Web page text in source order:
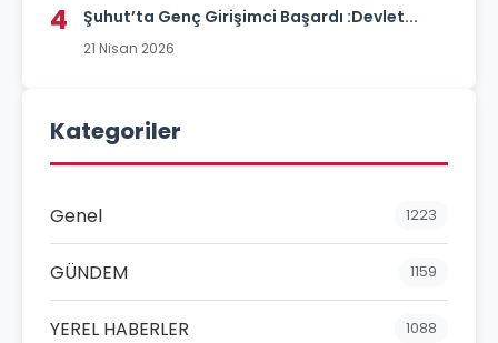
4 Şuhut’ta Genç Girişimci Başardı :Devlet...
21 Nisan 2026
Kategoriler
Genel 1223
GÜNDEM 1159
YEREL HABERLER 1088